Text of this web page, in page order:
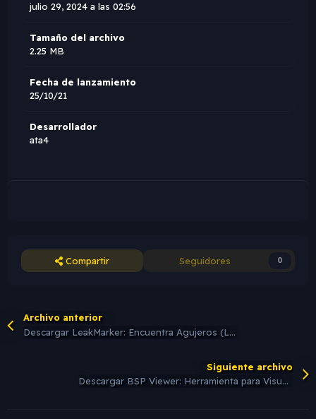
julio 29, 2024 a las 02:56
Tamaño del archivo
2.25 MB
Fecha de lanzamiento
25/10/21
Desarrollador
ata4
Compartir Seguidores 0
Archivo anterior
Descargar LeakMarker: Encuentra Agujeros (Leaks) en el Mapa con esta Herramienta
Siguiente archivo
Descargar BSP Viewer: Herramienta para Visualizar y Explorar Archivos BSP en Mapas